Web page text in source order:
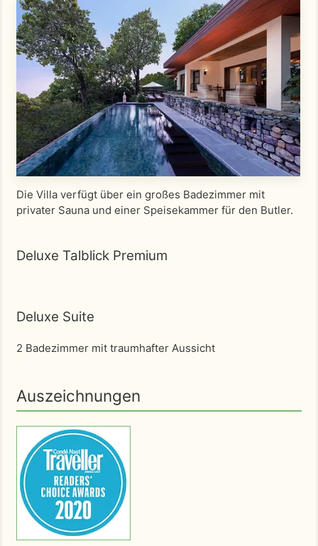
Die Villa verfügt über ein großes Badezimmer mit
privater Sauna und einer Speisekammer für den Butler.
Deluxe Talblick Premium
Deluxe Suite
2 Badezimmer mit traumhafter Aussicht
Auszeichnungen